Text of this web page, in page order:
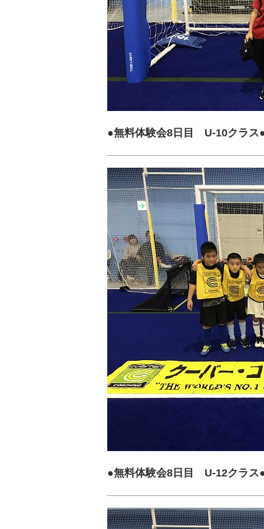
●無料体験会8日目 U-10クラス
●無料体験会8日目 U-12クラス